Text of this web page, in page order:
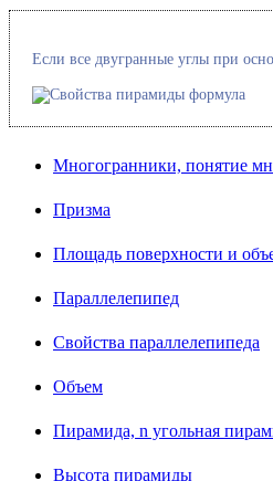
Если все двугранные углы при
Многогранники, понятие
Призма
Площадь поверхности и
Параллелепипед
Свойства параллелепипеда
Объем
Пирамида, n угольная
Высота пирамиды